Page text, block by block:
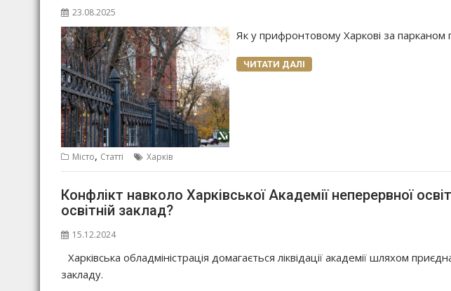
23.08.2025
Як у прифронтовому Харкові за парканом
ЧИТАТИ ДАЛІ
Місто, Статті Харків
Конфлікт навколо Харківської Академії неперервної
освітній заклад?
15.12.2024
Харківська обладміністрація домагається ліквідації академії шляхом
закладу.